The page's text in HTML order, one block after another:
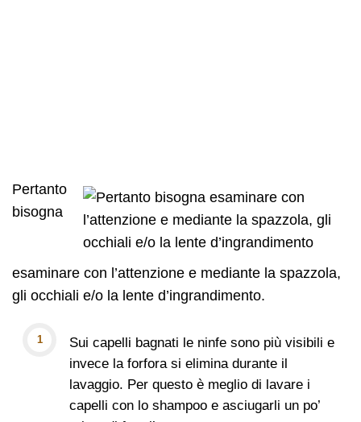
Pertanto
bisogna
esaminare con l’attenzione e mediante la spazzola,
gli occhiali e/o la lente d’ingrandimento.
Sui capelli bagnati le ninfe sono più visibili e
invece la forfora si elimina durante il
lavaggio. Per questo è meglio di lavare i
capelli con lo shampoo e asciugarli un po’